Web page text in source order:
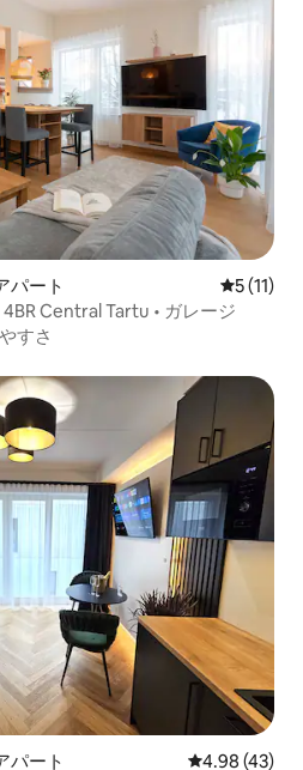
パート レビュー
5 (11)
Central Tartu • ガレージ
すさ
。
パート レビュー43
4.98 (43)